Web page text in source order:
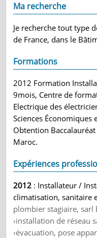
Ma recherche
Je recherche tout type
de France, dans le
Formations
2012 Formation
9mois, Centre de
Electrique des
Sciences Économiques
Obtention Baccalauréat
Maroc.
Expériences
2012 : Installateur /
climatisation, sanitaire
plombier stagiaire, sarl
›installation de réseau
›évacuation, pose